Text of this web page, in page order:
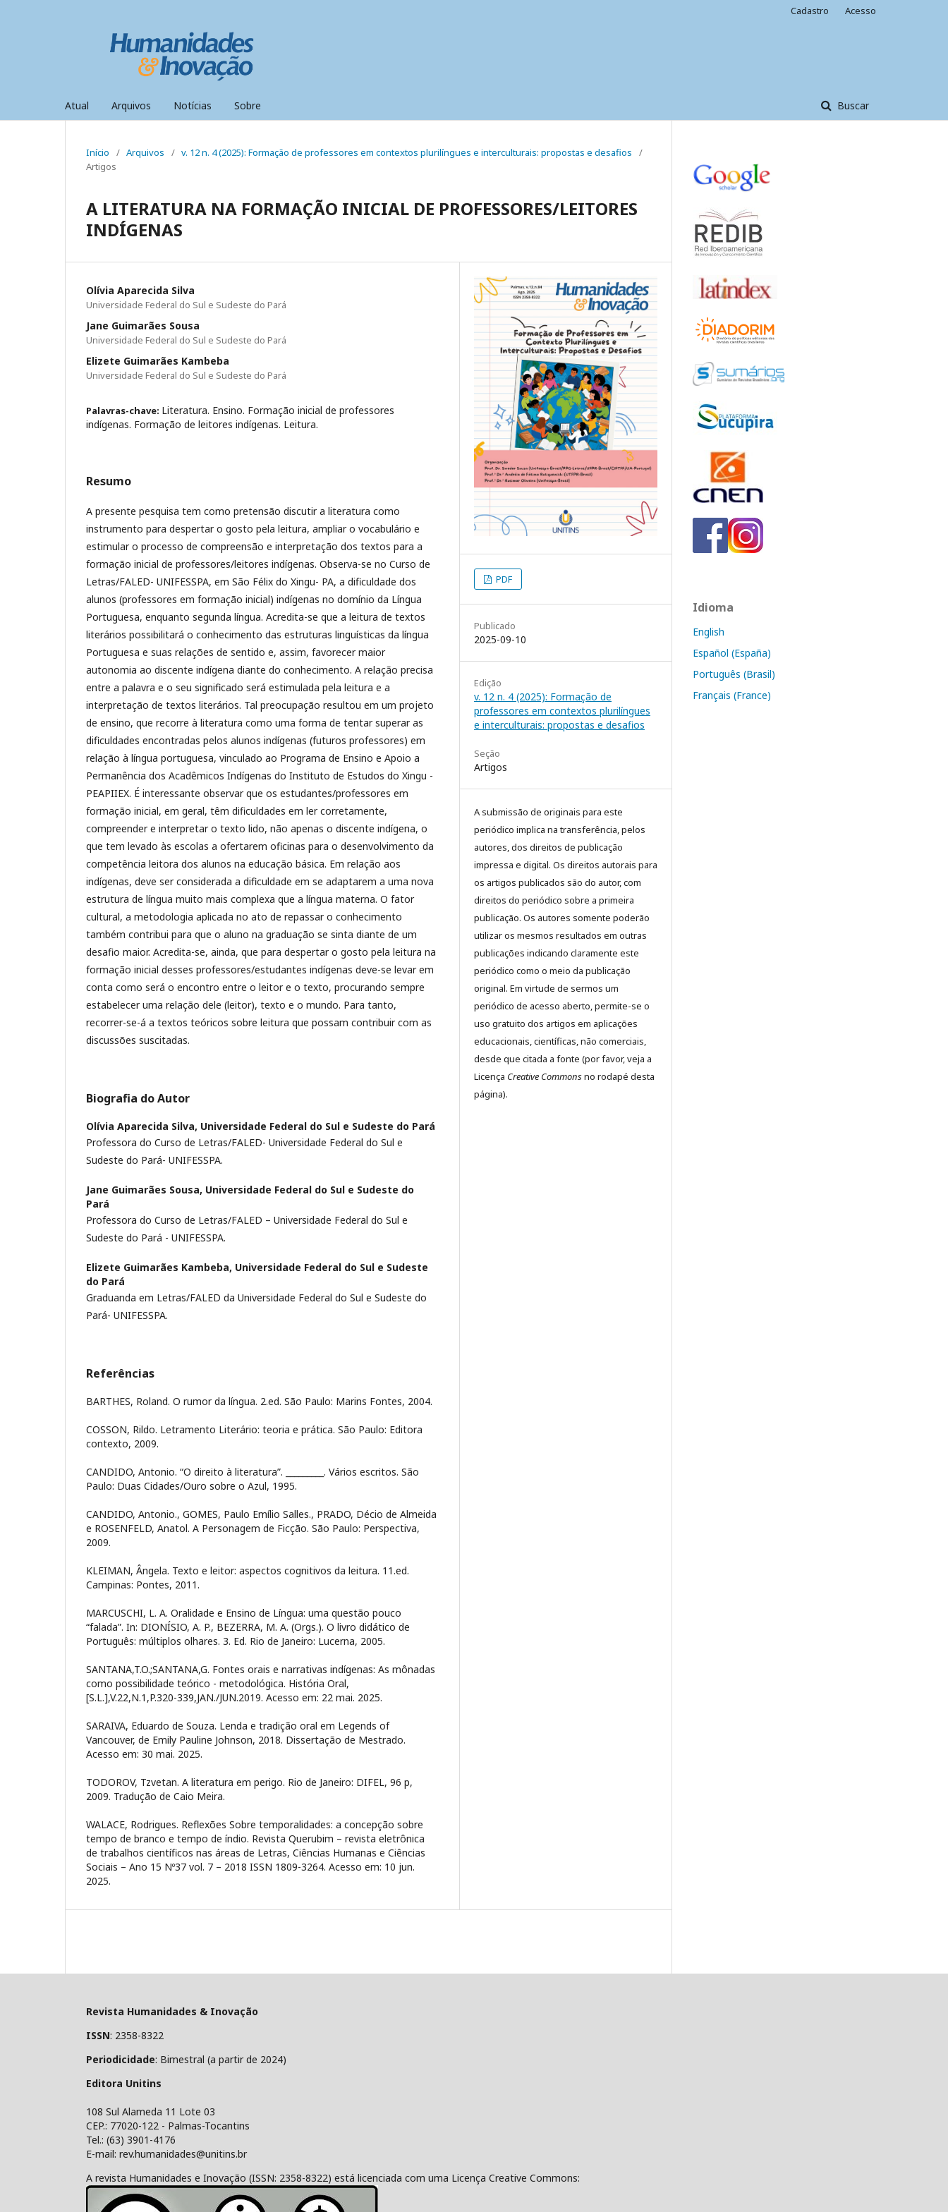
Atual Arquivos Notícias Sobre Buscar
Cadastro Acesso
Início / Arquivos / v. 12 n. 4 (2025): Formação de professores em contextos plurilíngues e interculturais: propostas e desafios
/
Artigos
A LITERATURA NA FORMAÇÃO INICIAL DE PROFESSORES/LEITORES
INDÍGENAS
Olívia Aparecida Silva
Universidade Federal do Sul e Sudeste do Pará
Jane Guimarães Sousa
Universidade Federal do Sul e Sudeste do Pará
Elizete Guimarães Kambeba
Universidade Federal do Sul e Sudeste do Pará
Palavras-chave: Literatura. Ensino. Formação inicial de professores
indígenas. Formação de leitores indígenas. Leitura.
Resumo
A presente pesquisa tem como pretensão discutir a literatura como
instrumento para despertar o gosto pela leitura, ampliar o vocabulário e
estimular o processo de compreensão e interpretação dos textos para a
formação inicial de professores/leitores indígenas. Observa-se no Curso de
Letras/FALED- UNIFESSPA, em São Félix do Xingu- PA, a dificuldade dos
alunos (professores em formação inicial) indígenas no domínio da Língua
Portuguesa, enquanto segunda língua. Acredita-se que a leitura de textos
literários possibilitará o conhecimento das estruturas linguísticas da língua
Portuguesa e suas relações de sentido e, assim, favorecer maior
autonomia ao discente indígena diante do conhecimento. A relação precisa
entre a palavra e o seu significado será estimulada pela leitura e a
interpretação de textos literários. Tal preocupação resultou em um projeto
de ensino, que recorre à literatura como uma forma de tentar superar as
dificuldades encontradas pelos alunos indígenas (futuros professores) em
relação à língua portuguesa, vinculado ao Programa de Ensino e Apoio a
Permanência dos Acadêmicos Indígenas do Instituto de Estudos do Xingu -
PEAPIIEX. É interessante observar que os estudantes/professores em
formação inicial, em geral, têm dificuldades em ler corretamente,
compreender e interpretar o texto lido, não apenas o discente indígena, o
que tem levado às escolas a ofertarem oficinas para o desenvolvimento da
competência leitora dos alunos na educação básica. Em relação aos
indígenas, deve ser considerada a dificuldade em se adaptarem a uma nova
estrutura de língua muito mais complexa que a língua materna. O fator
cultural, a metodologia aplicada no ato de repassar o conhecimento
também contribui para que o aluno na graduação se sinta diante de um
desafio maior. Acredita-se, ainda, que para despertar o gosto pela leitura na
formação inicial desses professores/estudantes indígenas deve-se levar em
conta como será o encontro entre o leitor e o texto, procurando sempre
estabelecer uma relação dele (leitor), texto e o mundo. Para tanto,
recorrer-se-á a textos teóricos sobre leitura que possam contribuir com as
discussões suscitadas.
Biografia do Autor
Olívia Aparecida Silva, Universidade Federal do Sul e Sudeste do Pará
Professora do Curso de Letras/FALED- Universidade Federal do Sul e
Sudeste do Pará- UNIFESSPA.
Jane Guimarães Sousa, Universidade Federal do Sul e Sudeste do
Pará
Professora do Curso de Letras/FALED – Universidade Federal do Sul e
Sudeste do Pará - UNIFESSPA.
Elizete Guimarães Kambeba, Universidade Federal do Sul e Sudeste
do Pará
Graduanda em Letras/FALED da Universidade Federal do Sul e Sudeste do
Pará- UNIFESSPA.
Referências
BARTHES, Roland. O rumor da língua. 2.ed. São Paulo: Marins Fontes, 2004.
COSSON, Rildo. Letramento Literário: teoria e prática. São Paulo: Editora
contexto, 2009.
CANDIDO, Antonio. “O direito à literatura”. _________. Vários escritos. São
Paulo: Duas Cidades/Ouro sobre o Azul, 1995.
CANDIDO, Antonio., GOMES, Paulo Emílio Salles., PRADO, Décio de Almeida
e ROSENFELD, Anatol. A Personagem de Ficção. São Paulo: Perspectiva,
2009.
KLEIMAN, Ângela. Texto e leitor: aspectos cognitivos da leitura. 11.ed.
Campinas: Pontes, 2011.
MARCUSCHI, L. A. Oralidade e Ensino de Língua: uma questão pouco
“falada”. In: DIONÍSIO, A. P., BEZERRA, M. A. (Orgs.). O livro didático de
Português: múltiplos olhares. 3. Ed. Rio de Janeiro: Lucerna, 2005.
SANTANA,T.O.;SANTANA,G. Fontes orais e narrativas indígenas: As mônadas
como possibilidade teórico - metodológica. História Oral,
[S.L.],V.22,N.1,P.320-339,JAN./JUN.2019. Acesso em: 22 mai. 2025.
SARAIVA, Eduardo de Souza. Lenda e tradição oral em Legends of
Vancouver, de Emily Pauline Johnson, 2018. Dissertação de Mestrado.
Acesso em: 30 mai. 2025.
TODOROV, Tzvetan. A literatura em perigo. Rio de Janeiro: DIFEL, 96 p,
2009. Tradução de Caio Meira.
WALACE, Rodrigues. Reflexões Sobre temporalidades: a concepção sobre
tempo de branco e tempo de índio. Revista Querubim – revista eletrônica
de trabalhos científicos nas áreas de Letras, Ciências Humanas e Ciências
Sociais – Ano 15 Nº37 vol. 7 – 2018 ISSN 1809-3264. Acesso em: 10 jun.
2025.
PDF
Publicado
2025-09-10
Edição
v. 12 n. 4 (2025): Formação de
professores em contextos plurilíngues
e interculturais: propostas e desafios
Seção
Artigos
A submissão de originais para este
periódico implica na transferência, pelos
autores, dos direitos de publicação
impressa e digital. Os direitos autorais para
os artigos publicados são do autor, com
direitos do periódico sobre a primeira
publicação. Os autores somente poderão
utilizar os mesmos resultados em outras
publicações indicando claramente este
periódico como o meio da publicação
original. Em virtude de sermos um
periódico de acesso aberto, permite-se o
uso gratuito dos artigos em aplicações
educacionais, científicas, não comerciais,
desde que citada a fonte (por favor, veja a
Licença Creative Commonsno rodapé desta
página).
Idioma
English
Español (España)
Português (Brasil)
Français (France)
Revista Humanidades & Inovação
ISSN: 2358-8322
Periodicidade: Bimestral (a partir de 2024)
Editora Unitins
108 Sul Alameda 11 Lote 03
CEP.: 77020-122 - Palmas-Tocantins
Tel.: (63) 3901-4176
E-mail: rev.humanidades@unitins.br
A revista Humanidades e Inovação (ISSN: 2358-8322) está licenciada com uma Licença Creative Commons: